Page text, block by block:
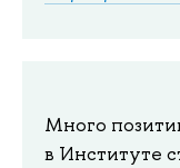
Много
в Институте